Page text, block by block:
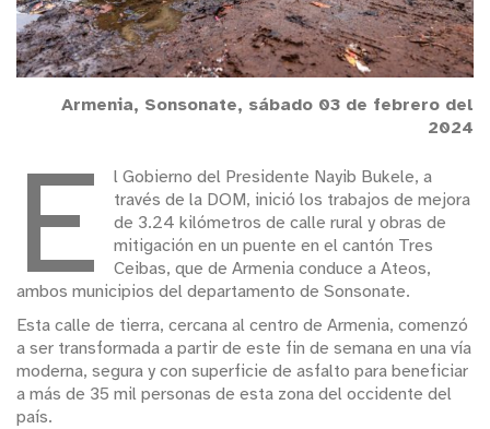
Armenia, Sonsonate, sábado 03 de febrero del
2024
E
l Gobierno del Presidente Nayib Bukele, a
través de la DOM, inició los trabajos de mejora
de 3.24 kilómetros de calle rural y obras de
mitigación en un puente en el cantón Tres
Ceibas, que de Armenia conduce a Ateos,
ambos municipios del departamento de Sonsonate.
Esta calle de tierra, cercana al centro de Armenia, comenzó
a ser transformada a partir de este fin de semana en una vía
moderna, segura y con superficie de asfalto para beneficiar
a más de 35 mil personas de esta zona del occidente del
país.